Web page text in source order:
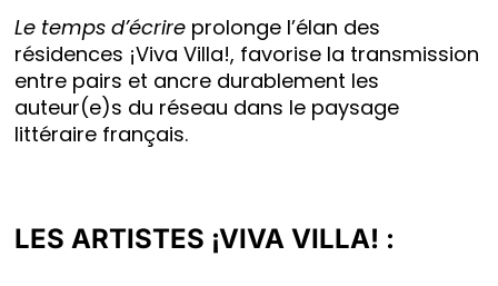
Le temps d’écrire prolonge l’élan des
résidences ¡Viva Villa!, favorise la transmission
entre pairs et ancre durablement les
auteur(e)s du réseau dans le paysage
littéraire français.
LES ARTISTES ¡VIVA VILLA! :